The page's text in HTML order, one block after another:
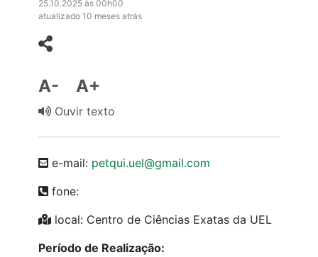
25.10.2025 às 00h00
atualizado 10 meses atrás
A- A+
Ouvir texto
e-mail: petqui.uel@gmail.com
fone:
local: Centro de Ciências Exatas da UEL
Período de Realização: